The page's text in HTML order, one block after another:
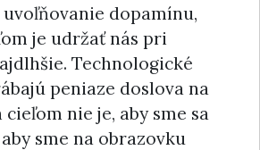
dopamínu,
je udržať nás pri
Technologické
peniaze doslova na
cieľom nie je, aby sme sa
sme na obrazovku